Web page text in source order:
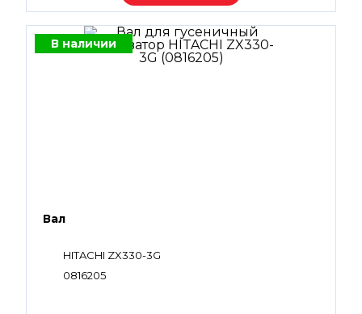
В наличии
Вал
HITACHI ZX330-3G
0816205